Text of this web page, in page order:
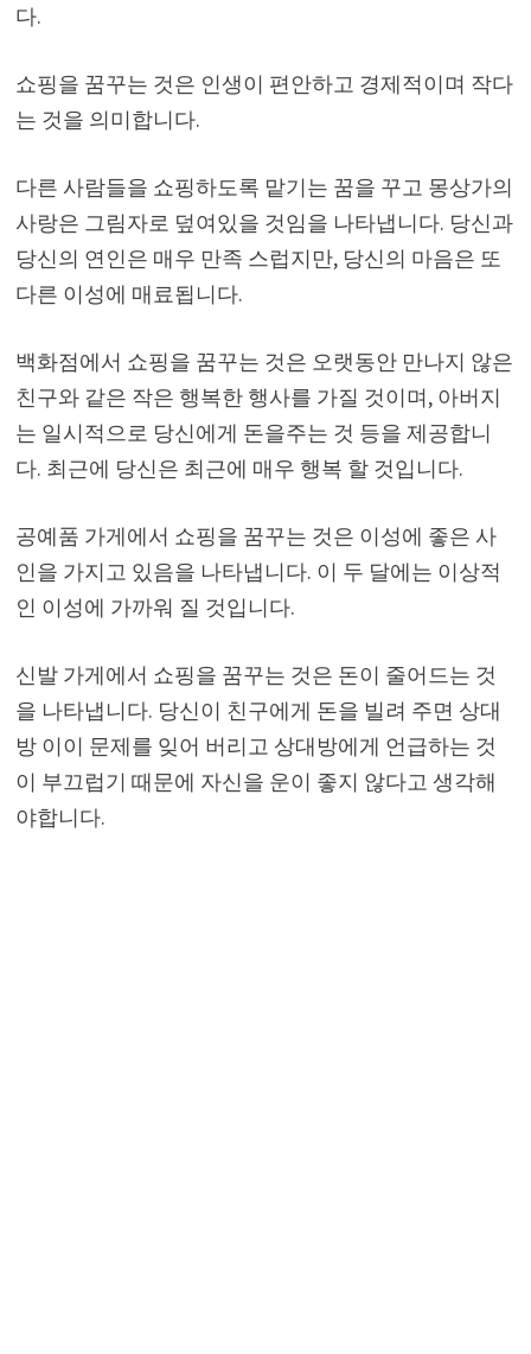
다.
쇼핑을 꿈꾸는 것은 인생이 편안하고 경제적이며 작다
는 것을 의미합니다.
다른 사람들을 쇼핑하도록 맡기는 꿈을 꾸고 몽상가의
사랑은 그림자로 덮여있을 것임을 나타냅니다. 당신과
당신의 연인은 매우 만족 스럽지만, 당신의 마음은 또
다른 이성에 매료됩니다.
백화점에서 쇼핑을 꿈꾸는 것은 오랫동안 만나지 않은
친구와 같은 작은 행복한 행사를 가질 것이며, 아버지
는 일시적으로 당신에게 돈을주는 것 등을 제공합니
다. 최근에 당신은 최근에 매우 행복 할 것입니다.
공예품 가게에서 쇼핑을 꿈꾸는 것은 이성에 좋은 사
인을 가지고 있음을 나타냅니다. 이 두 달에는 이상적
인 이성에 가까워 질 것입니다.
신발 가게에서 쇼핑을 꿈꾸는 것은 돈이 줄어드는 것
을 나타냅니다. 당신이 친구에게 돈을 빌려 주면 상대
방 이이 문제를 잊어 버리고 상대방에게 언급하는 것
이 부끄럽기 때문에 자신을 운이 좋지 않다고 생각해
야합니다.